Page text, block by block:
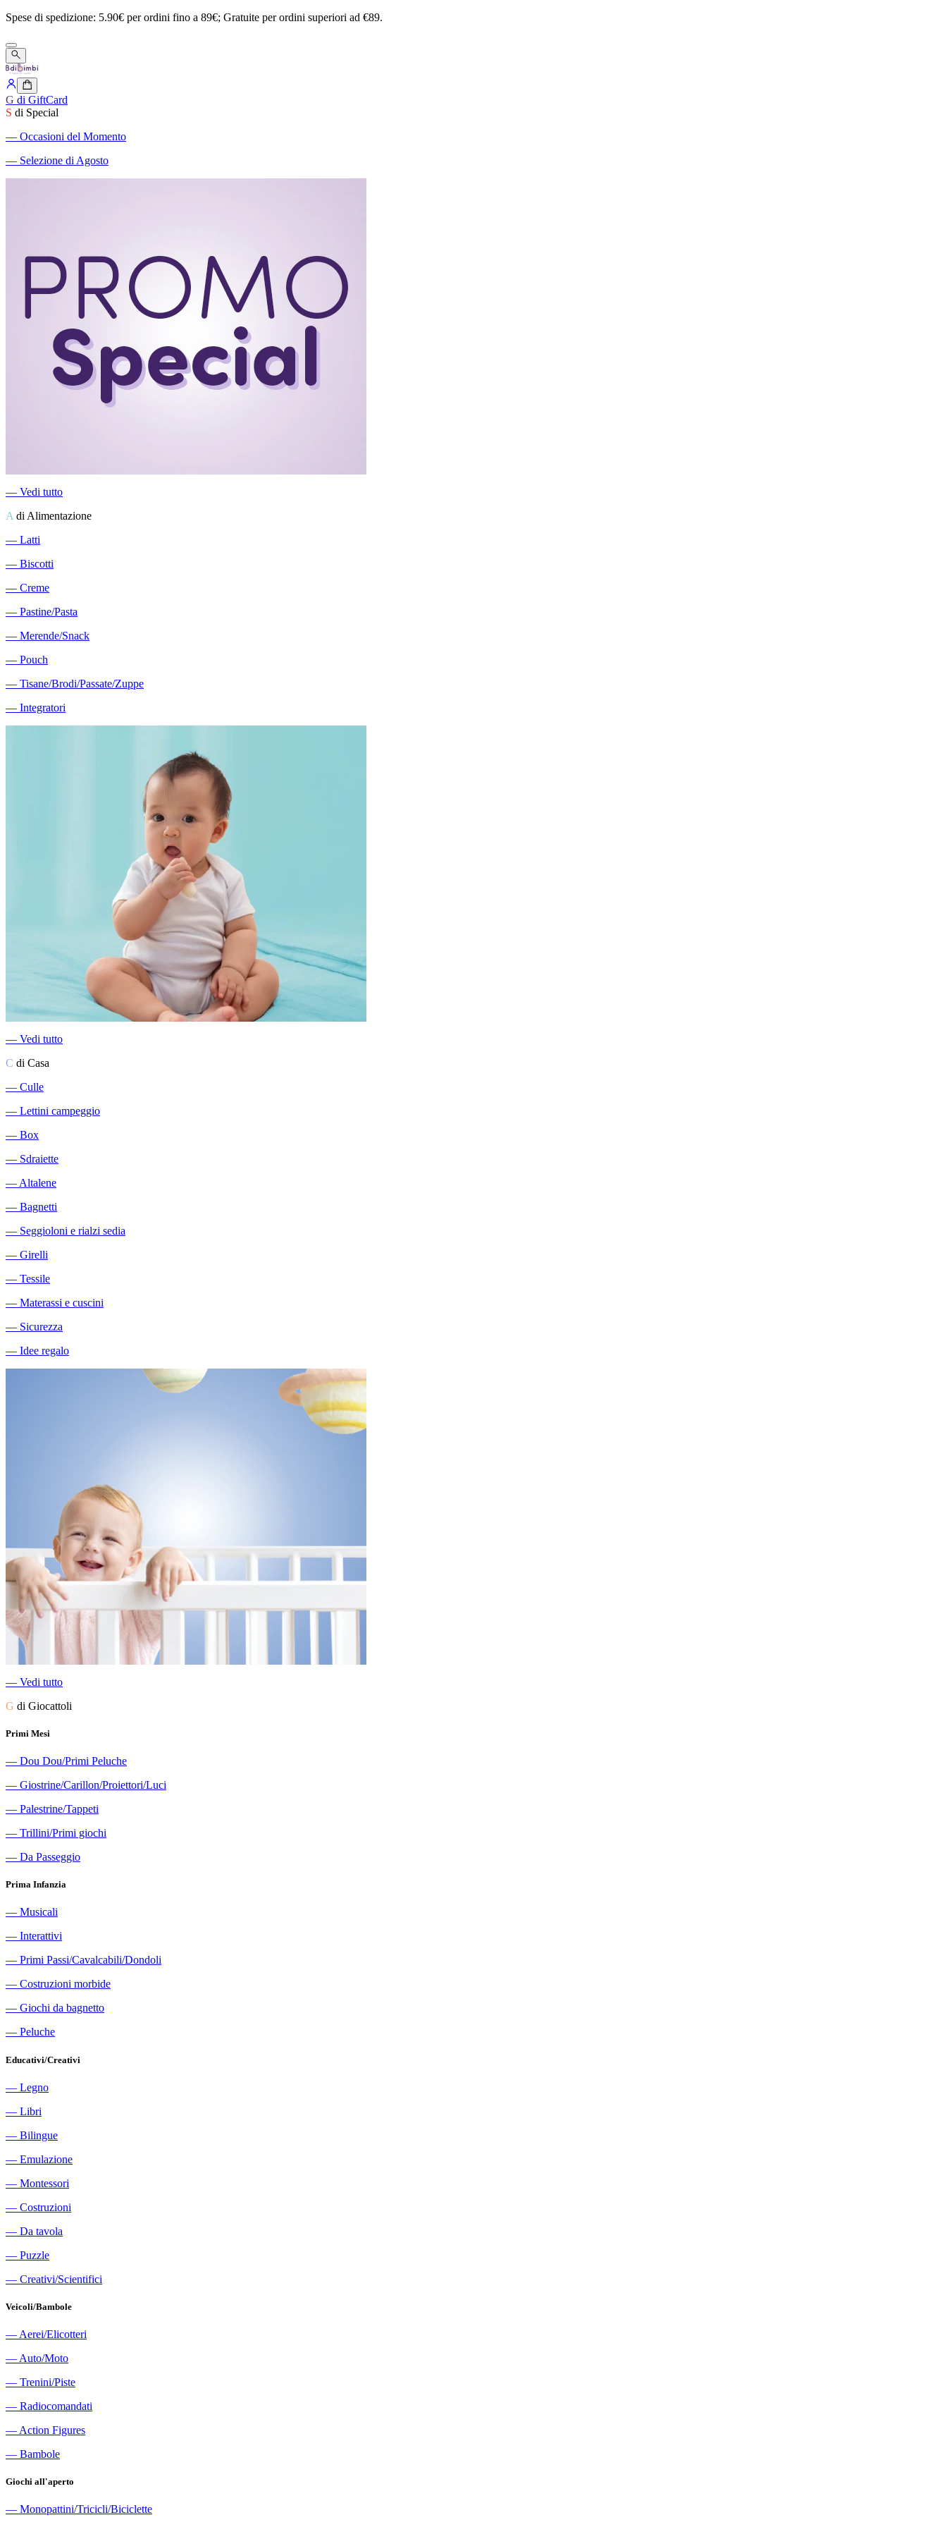
Spese di spedizione: 5.90€ perordini fino a 89€; Gratuite perordini superiori ad €89.
G di GiftCard
S di Special
― Occasioni del Momento
― Selezione di Agosto
― Vedi tutto
A di Alimentazione
― Latti
― Biscotti
― Creme
― Pastine/Pasta
― Merende/Snack
― Pouch
― Tisane/Brodi/Passate/Zuppe
― Integratori
― Vedi tutto
C di Casa
― Culle
― Lettini campeggio
― Box
― Sdraiette
― Altalene
― Bagnetti
― Seggioloni e rialzi sedia
― Girelli
― Tessile
― Materassi e cuscini
― Sicurezza
― Idee regalo
― Vedi tutto
G di Giocattoli
Primi Mesi
― Dou Dou/Primi Peluche
― Giostrine/Carillon/Proiettori/Luci
― Palestrine/Tappeti
― Trillini/Primi giochi
― Da Passeggio
Prima Infanzia
― Musicali
― Interattivi
― Primi Passi/Cavalcabili/Dondoli
― Costruzioni morbide
― Giochi da bagnetto
― Peluche
Educativi/Creativi
― Legno
― Libri
― Bilingue
― Emulazione
― Montessori
― Costruzioni
― Da tavola
― Puzzle
― Creativi/Scientifici
Veicoli/Bambole
― Aerei/Elicotteri
― Auto/Moto
― Trenini/Piste
― Radiocomandati
― Action Figures
― Bambole
Giochi all'aperto
― Monopattini/Tricicli/Biciclette